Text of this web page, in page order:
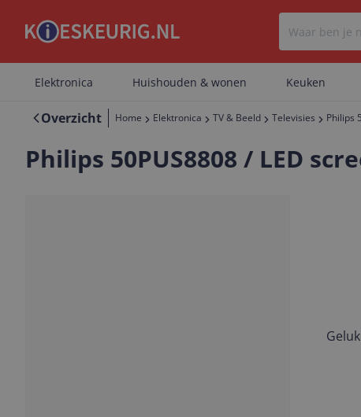
Elektronica Huishouden & wonen Keuken
Overzicht Home Elektronica TV & Beeld Televisies Philips
Philips 50PUS8808 / LED